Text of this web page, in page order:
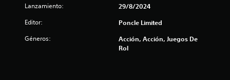
c
e
Lanzamiento: 29/8/2024
Editor: Poncle Limited
Géneros:
Acción, Acción, Juegos De
Rol